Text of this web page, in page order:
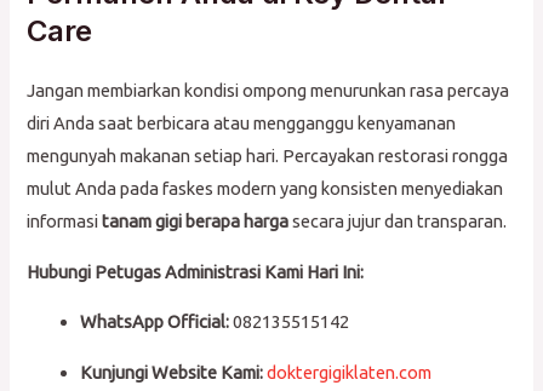
Care
Jangan membiarkan kondisi ompong menurunkan rasa percaya
diri Anda saat berbicara atau mengganggu kenyamanan
mengunyah makanan setiap hari. Percayakan restorasi rongga
mulut Anda pada faskes modern yang konsisten menyediakan
informasitanam gigi berapa hargasecara jujur dan transparan.
Hubungi Petugas Administrasi Kami Hari Ini:
WhatsApp Official:082135515142
Kunjungi Website Kami:doktergigiklaten.com